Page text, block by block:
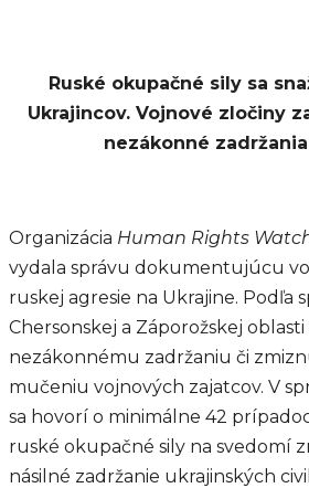
Ruské okupačné sily sa
Ukrajincov. Vojnové zločiny
nezákonné
Organizácia Human Rights
vydala správu dokumentujúcu
ruskej agresie na Ukrajine. Podľa
Chersonskej a Záporožskej
nezákonnému zadržaniu či
mučeniu vojnových zajatcov. V
sa hovorí o minimálne 42
ruské okupačné sily na svedomí
násilné zadržanie ukrajinských